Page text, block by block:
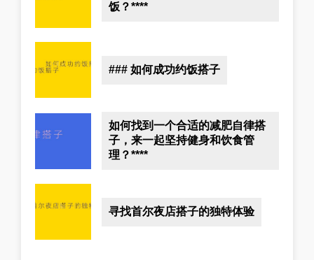
饭？****
### 如何成功约饭搭子
如何找到一个合适的减肥自律搭
子，来一起坚持健身和饮食管
理？****
寻找首尔夜店搭子的独特体验